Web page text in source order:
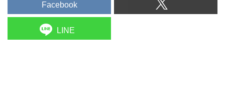
Facebook
LINE